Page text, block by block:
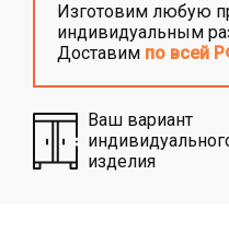
Изготовим любую
индивидуальным
Доставим по всей
Ваш вариант
изделия